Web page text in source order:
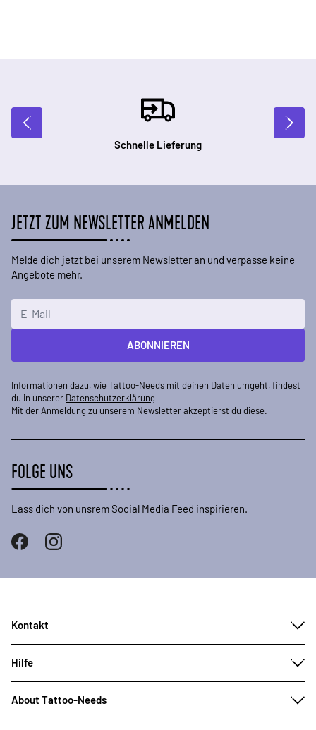
Schnelle Lieferung
JETZT ZUM NEWSLETTER ANMELDEN
Melde dich jetzt bei unserem Newsletter an und verpasse keine
Angebote mehr.
ABONNIEREN
Informationen dazu, wie Tattoo-Needs mit deinen Daten umgeht, findest
du in unserer Datenschutzerklärung
Mit der Anmeldung zu unserem Newsletter akzeptierst du diese.
FOLGE UNS
Lass dich von unsrem Social Media Feed inspirieren.
Kontakt
Hilfe
About Tattoo-Needs